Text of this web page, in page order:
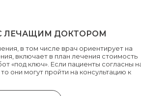
ЛЕЧАЩИМ ДОКТОРОМ
в том числе врач ориентирует на
включает в план лечения стоимость
«под ключ». Если пациенты согласны
они могут пройти на консультацию к